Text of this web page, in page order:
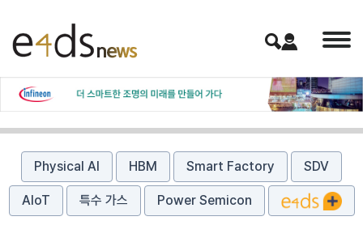
Physical AI HBM Smart Factory SDV
AIoT 특수 가스 Power Semicon